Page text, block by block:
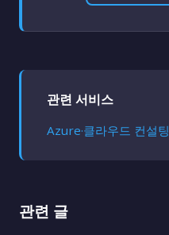
관련 서비스
Azure·클라우드 컨설팅
관련 글